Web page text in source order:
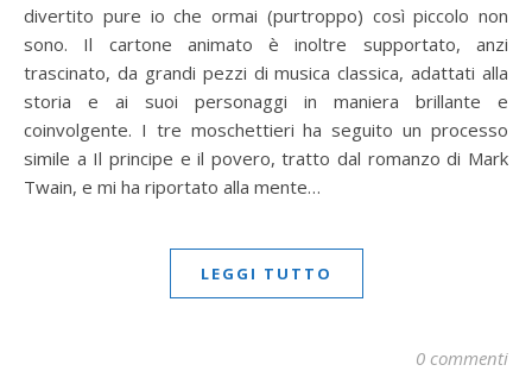
divertito pure io che ormai (purtroppo) così piccolo non
sono. Il cartone animato è inoltre supportato, anzi
trascinato, da grandi pezzi di musica classica, adattati alla
storia e ai suoi personaggi in maniera brillante e
coinvolgente. I tre moschettieri ha seguito un processo
simile a Il principe e il povero, tratto dal romanzo di Mark
Twain, e mi ha riportato alla mente…
LEGGI TUTTO
0 commenti